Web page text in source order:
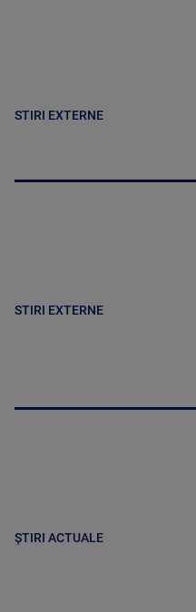
STIRI EXTERNE
STIRI EXTERNE
ȘTIRI ACTUALE